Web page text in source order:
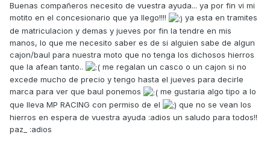
Buenas compañeros necesito de vuestra ayuda... ya por fin vi mi
motito en el concesionario que ya llego!!!!
ya esta en tramites
de matriculacion y demas y jueves por fin la tendre en mis
manos, lo que me necesito saber es de si alguien sabe de algun
cajon/baul para nuestra moto que no tenga los dichosos hierros
que la afean tanto..
me regalan un casco o un cajon si no
excede mucho de precio y tengo hasta el jueves para decirle
marca para ver que baul ponemos
me gustaria algo tipo a lo
que lleva MP RACING con permiso de el
que no se vean los
hierros en espera de vuestra ayuda :adios un saludo para todos!!
paz_ :adios